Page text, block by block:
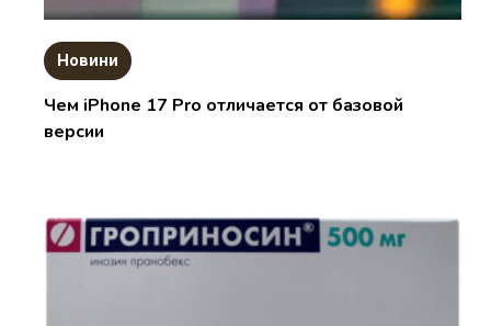
Новини
Чем iPhone 17 Pro отличается от базовой
версии